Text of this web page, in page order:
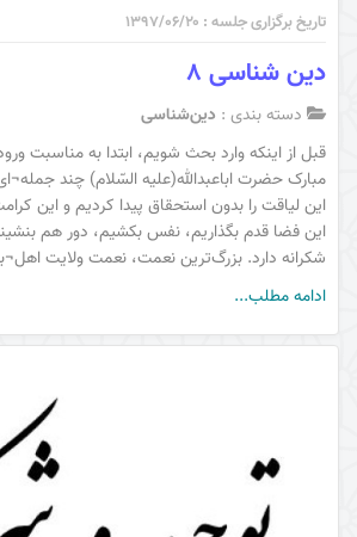
تاریخ برگزاری جلسه : ۱۳۹۷/۰۶/۲۰
دین شناسی 8
دسته بندی : دین‌شناسی
قبل از اینکه وارد بحث شویم، ابتدا به مناسبت
مبارک حضرت اباعبدالله(عليه السّلام) چند
این لیاقت را بدون استحقاق پیدا کردیم و این
این فضا قدم بگذاریم، نفس بکشیم، دور هم
شکرانه دارد. بزرگ‌ترین نعمت، نعمت ولایت
ادامه مطلب...